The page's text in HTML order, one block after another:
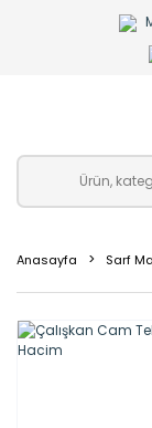
Anasayfa Sarf